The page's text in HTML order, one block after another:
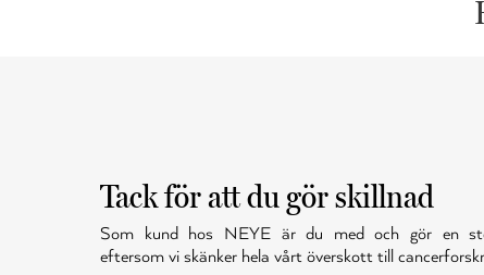
Tack för att du gör skillnad
Som kund hos NEYE är du med och gör en
eftersom vi skänker hela vårt överskott till